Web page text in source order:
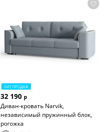
ХИТ ПРОДАЖ
32 190 р
Диван-кровать Narvik,
независимый пружинный блок,
рогожка